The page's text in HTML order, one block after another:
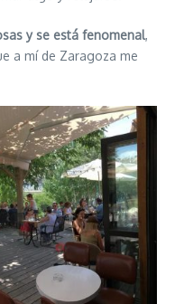
y se está fenomenal,
a mí de Zaragoza me